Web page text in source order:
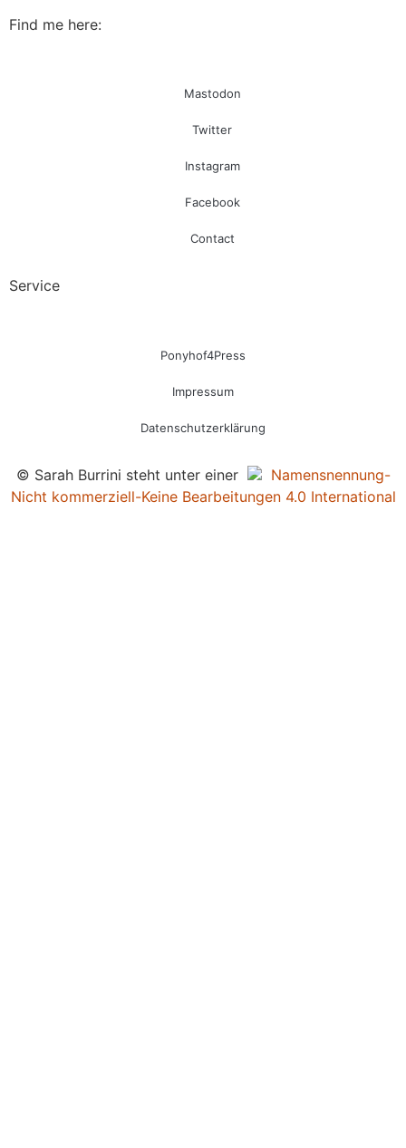
Find me here:
Mastodon
Twitter
Instagram
Facebook
Contact
Service
Ponyhof4Press
Impressum
Datenschutzerklärung
© Sarah Burrini steht unter einer
Namensnennung-
Nicht kommerziell-Keine Bearbeitungen 4.0 International